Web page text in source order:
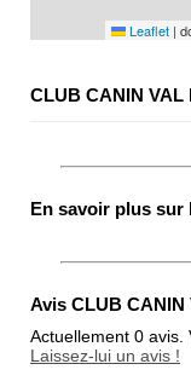
Leaflet |
CLUB CANIN
En savoir plus sur
Avis CLUB
Actuellement 0 avis.
Laissez-lui un avis !